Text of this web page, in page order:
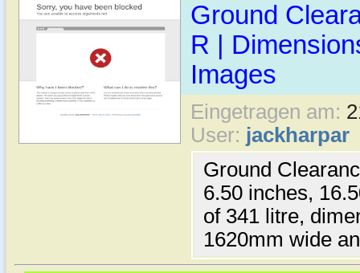
Ground
R |
Images
Eingetragen am:
User: jackharpar
Ground
6.50 inches,
of 341 litre,
1620mm wide